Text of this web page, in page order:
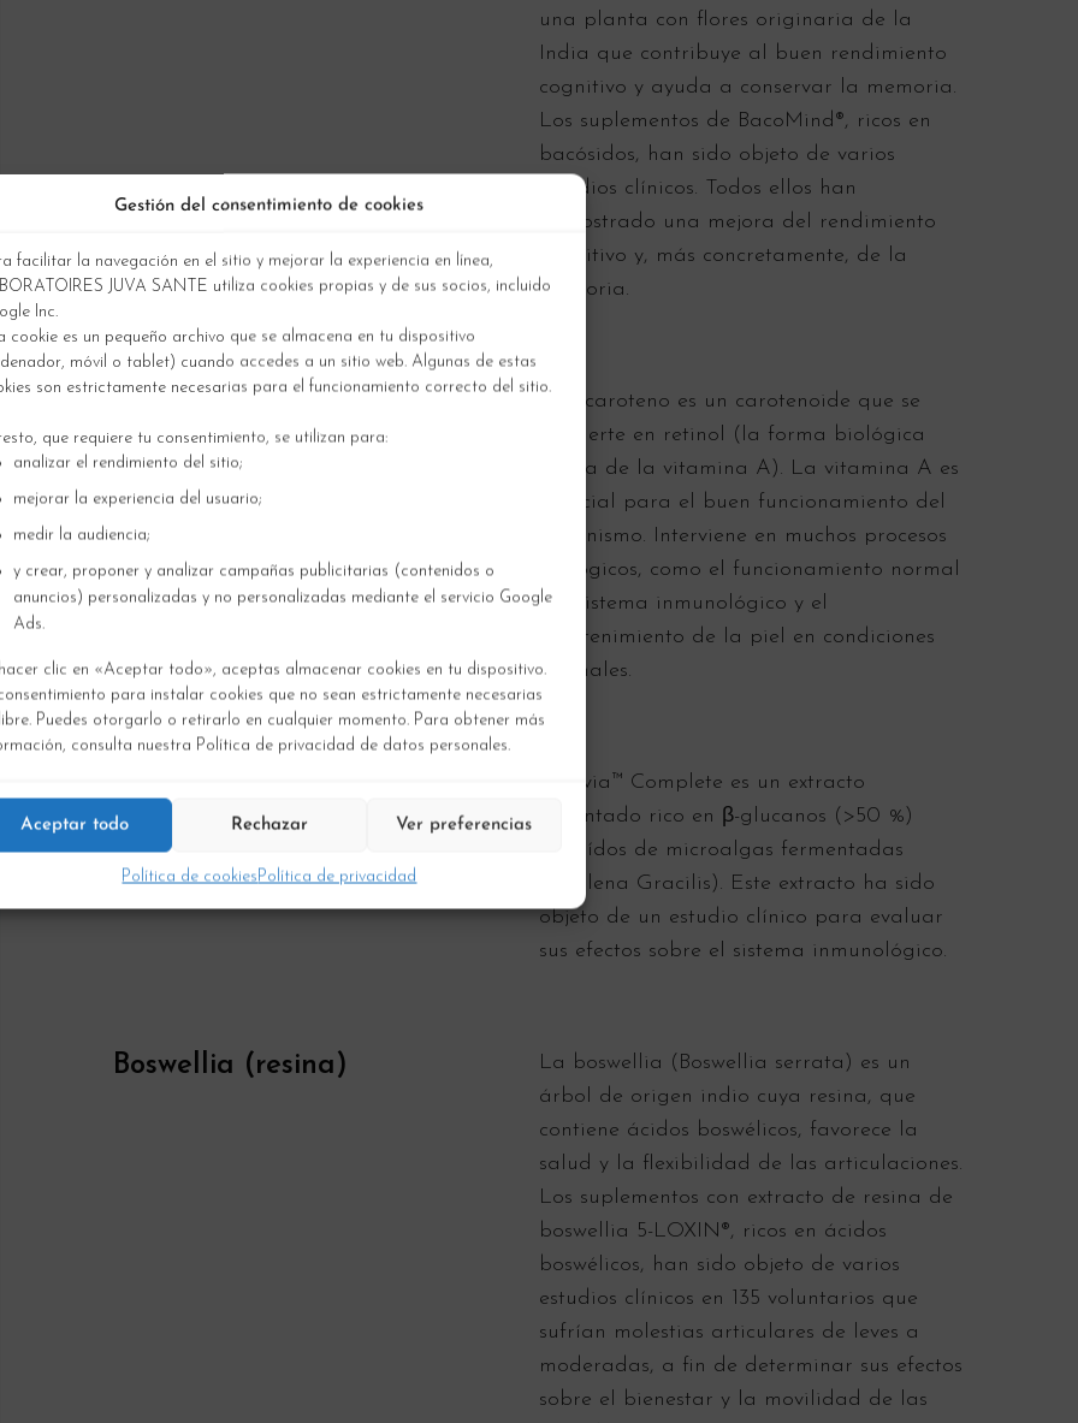
Gestión del consentimiento de cookies
facilitar la navegación en el sitio y mejorar la experiencia en línea,
JUVA SANTE utiliza cookies propias y de sus socios, incluido
Inc.
cookie es un pequeño archivo que se almacena en tu dispositivo
móvil o tablet) cuando accedes a un sitio web. Algunas de estas
son estrictamente necesarias para el funcionamiento correcto del sitio.
que requiere tu consentimiento, se utilizan para:
analizar el rendimiento del sitio;
mejorar la experiencia del usuario;
medir la audiencia;
y crear, proponer y analizar campañas publicitarias (contenidos o
anuncios) personalizadas y no personalizadas mediante el servicio Google
Ads.
clic en «Aceptar todo», aceptas almacenar cookies en tu dispositivo.
para instalar cookies que no sean estrictamente necesarias
Puedes otorgarlo o retirarlo en cualquier momento. Para obtener más
consulta nuestra Política de privacidad de datos personales.
Aceptar todo Rechazar Ver preferencias
Política de cookiesPolítica de privacidad
una planta con flores originaria de la
India que contribuye al buen rendimiento
cognitivo y ayuda a conservar la memoria.
Los suplementos de BacoMind®, ricos en
bacósidos, han sido objeto de varios
estudios clínicos. Todos ellos han
demostrado una mejora del rendimiento
cognitivo y, más concretamente, de la
memoria.
β-caroteno
El β-caroteno es un carotenoide que se
convierte en retinol (la forma biológica
activa de la vitamina A). La vitamina A es
esencial para el buen funcionamiento del
organismo. Interviene en muchos procesos
biológicos, como el funcionamiento normal
del sistema inmunológico y el
mantenimiento de la piel en condiciones
normales.
Betavia™ Complete es un extracto
patentado rico en β-glucanos (>50 %)
extraídos de microalgas fermentadas
(Euglena Gracilis). Este extracto ha sido
objeto de un estudio clínico para evaluar
sus efectos sobre el sistema inmunológico.
Boswellia (resina)
La boswellia (Boswellia serrata) es un
árbol de origen indio cuya resina, que
contiene ácidos boswélicos, favorece la
salud y la flexibilidad de las articulaciones.
Los suplementos con extracto de resina de
boswellia 5-LOXIN®, ricos en ácidos
boswélicos, han sido objeto de varios
estudios clínicos en 135 voluntarios que
sufrían molestias articulares de leves a
moderadas, a fin de determinar sus efectos
sobre el bienestar y la movilidad de las